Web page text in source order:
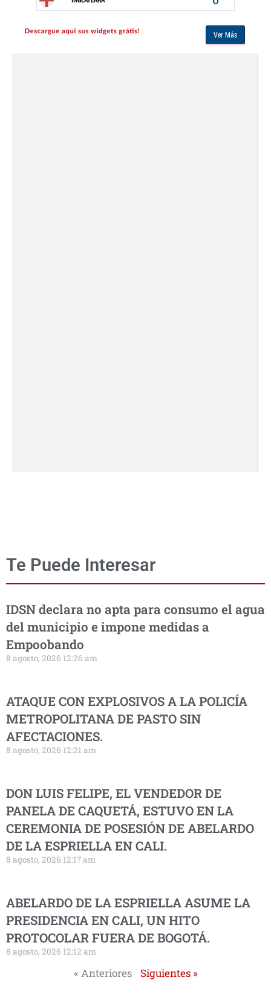
Te Puede Interesar
IDSN declara no apta para consumo el agua
del municipio e impone medidas a
Empoobando
8 agosto, 2026 12:26 am
ATAQUE CON EXPLOSIVOS A LA POLICÍA
METROPOLITANA DE PASTO SIN
AFECTACIONES.
8 agosto, 2026 12:21 am
DON LUIS FELIPE, EL VENDEDOR DE
PANELA DE CAQUETÁ, ESTUVO EN LA
CEREMONIA DE POSESIÓN DE ABELARDO
DE LA ESPRIELLA EN CALI.
8 agosto, 2026 12:17 am
ABELARDO DE LA ESPRIELLA ASUME LA
PRESIDENCIA EN CALI, UN HITO
PROTOCOLAR FUERA DE BOGOTÁ.
8 agosto, 2026 12:12 am
« Anteriores Siguientes »